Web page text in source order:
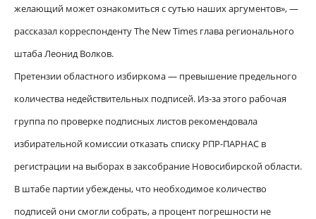
желающий может ознакомиться с сутью наших аргументов», —
рассказал корреспонденту The New Times глава регионального
штаба Леонид Волков.
Претензии областного избиркома — превышение предельного
количества недействительных подписей. Из-за этого рабочая
группа по проверке подписных листов рекомендовала
избирательной комиссии отказать списку РПР-ПАРНАС в
регистрации на выборах в заксобрание Новосибирской области.
В штабе партии убеждены, что необходимое количество
подписей они смогли собрать, а процент погрешности не